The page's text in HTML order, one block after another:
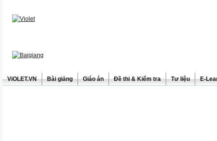
ViOLET.VN Bài giảng Giáo án Đề thi & Kiểm tra Tư liệu E-